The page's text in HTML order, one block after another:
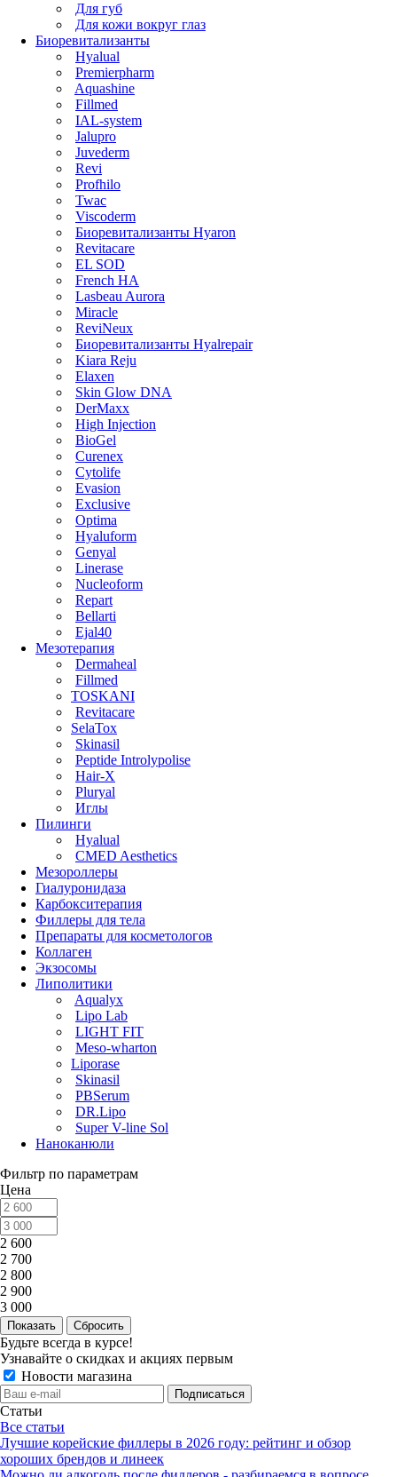
Для губ
Для кожи вокруг глаз
Биоревитализанты
Hyalual
Premierpharm
Aquashine
Fillmed
IAL-system
Jalupro
Juvederm
Revi
Profhilo
Twac
Viscoderm
Биоревитализанты Hyaron
Revitacare
EL SOD
French HA
Lasbeau Aurora
Miracle
ReviNeux
Биоревитализанты Hyalrepair
Kiara Reju
Elaxen
Skin Glow DNA
DerMaxx
High Injection
BioGel
Curenex
Cytolife
Evasion
Exclusive
Optima
Hyaluform
Genyal
Linerase
Nucleoform
Repart
Bellarti
Ejal40
Мезотерапия
Dermaheal
Fillmed
TOSKANI
Revitacare
SelaTox
Skinasil
Peptide Introlypolise
Hair-X
Pluryal
Иглы
Пилинги
Hyalual
CMED Aesthetics
Мезороллеры
Гиалуронидаза
Карбокситерапия
Филлеры для тела
Препараты для косметологов
Коллаген
Экзосомы
Липолитики
Aqualyx
Lipo Lab
LIGHT FIT
Meso-wharton
Liporase
Skinasil
PBSerum
DR.Lipo
Super V-line Sol
Наноканюли
Фильтр по параметрам
Цена
2 600
2 700
2 800
2 900
3 000
Сбросить
Будьте всегда в курсе!
Узнавайте о скидках и акциях первым
Новости магазина
Статьи
Все статьи
Лучшие корейские филлеры в 2026 году: рейтинг и обзор
хороших брендов и линеек